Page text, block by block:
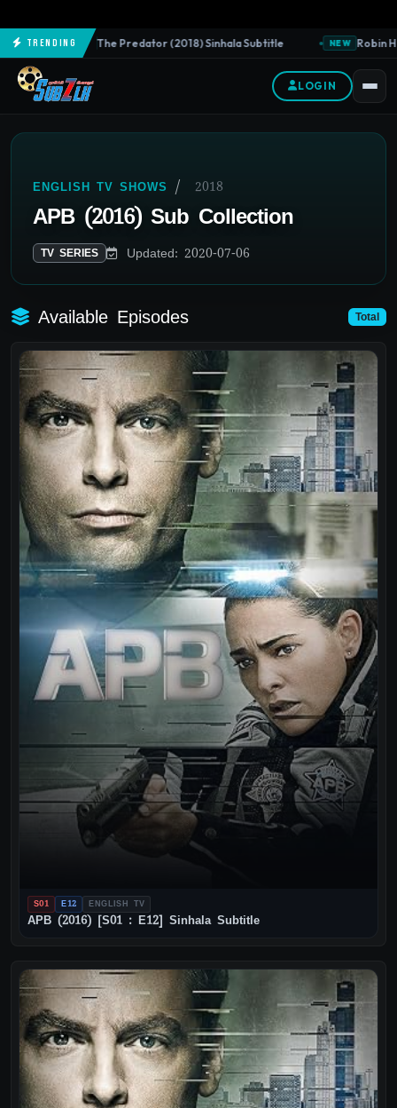
Trending
NEW The Predator (2018) Sinhala Subtitle NEW Robin
LOGIN
ENGLISH TV SHOWS / 2018
APB (2016) Sub Collection
TV SERIES Updated: 2020-07-06
Available Episodes Total
S01 E12 ENGLISH TV
APB (2016) [S01 : E12] Sinhala Subtitle